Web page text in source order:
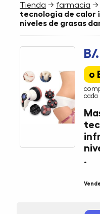
Tienda → farmacia →
tecnologia de calor
niveles de grasas
B/
o
cada
.